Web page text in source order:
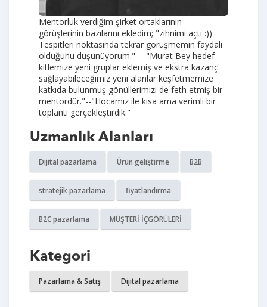
Mentorluk verdiğim şirket ortaklarının
görüşlerinin bazılarını ekledim; "zihnimi açtı :))
Tespitleri noktasında tekrar görüşmemin faydalı
olduğunu düşünüyorum." -- "Murat Bey hedef
kitlemize yeni gruplar eklemiş ve ekstra kazanç
sağlayabileceğimiz yeni alanlar keşfetmemize
katkıda bulunmuş gönüllerimizi de feth etmiş bir
mentordür."--"Hocamız ile kısa ama verimli bir
toplantı gerçekleştirdik."
Uzmanlık Alanları
Dijital pazarlama Ürün geliştirme B2B
stratejik pazarlama fiyatlandırma
B2C pazarlama MÜŞTERİ İÇGÖRÜLERİ
Kategori
Pazarlama & Satış Dijital pazarlama